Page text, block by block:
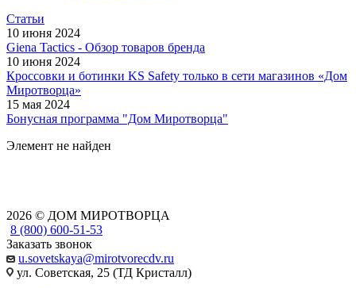
Статьи
10 июня 2024
Giena Tactics - Обзор товаров бренда
10 июня 2024
Кроссовки и ботинки KS Safety только в сети магазинов «Дом
Миротворца»
15 мая 2024
Бонусная программа "Дом Миротворца"
Элемент не найден
2026 © ДОМ МИРОТВОРЦА
8 (800) 600-51-53
Заказать звонок
u.sovetskaya@mirotvorecdv.ru
ул. Советская, 25 (ТД Кристалл)